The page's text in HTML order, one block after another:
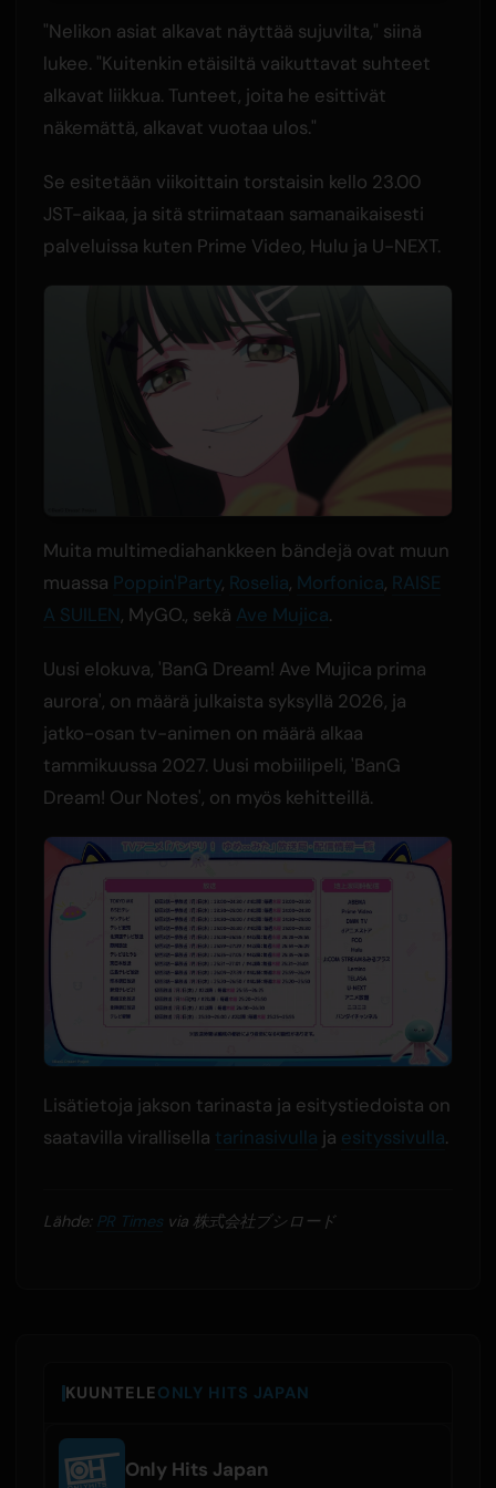
"Nelikon asiat alkavat näyttää sujuvilta," siinä
lukee. "Kuitenkin etäisiltä vaikuttavat suhteet
alkavat liikkua. Tunteet, joita he esittivät
näkemättä, alkavat vuotaa ulos."
Se esitetään viikoittain torstaisin kello 23.00
JST-aikaa, ja sitä striimataan samanaikaisesti
palveluissa kuten Prime Video, Hulu ja U-NEXT.
Muita multimediahankkeen bändejä ovat muun
muassa Poppin'Party, Roselia, Morfonica, RAISE
A SUILEN, MyGO., sekä Ave Mujica.
Uusi elokuva, 'BanG Dream! Ave Mujica prima
aurora', on määrä julkaista syksyllä 2026, ja
jatko-osan tv-animen on määrä alkaa
tammikuussa 2027. Uusi mobiilipeli, 'BanG
Dream! Our Notes', on myös kehitteillä.
Lisätietoja jakson tarinasta ja esitystiedoista on
saatavilla virallisella tarinasivulla ja esityssivulla.
Lähde: PR Timesvia 株式会社ブシロード
KUUNTELEONLY HITS JAPAN
Only Hits Japan